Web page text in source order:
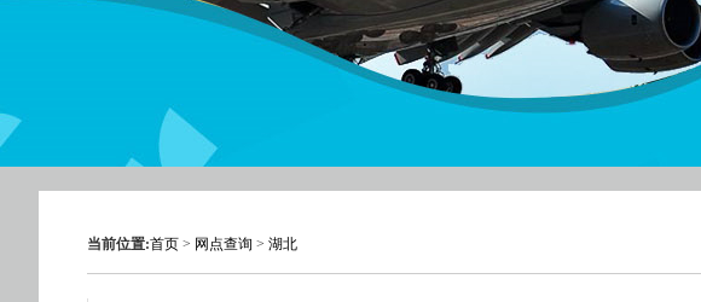
当前位置:首页 > 网点查询 > 湖北